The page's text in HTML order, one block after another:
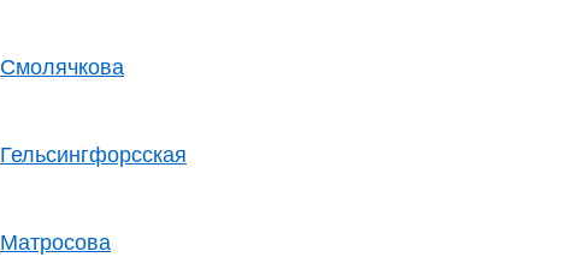
Смолячкова
Гельсингфорсская
Матросова